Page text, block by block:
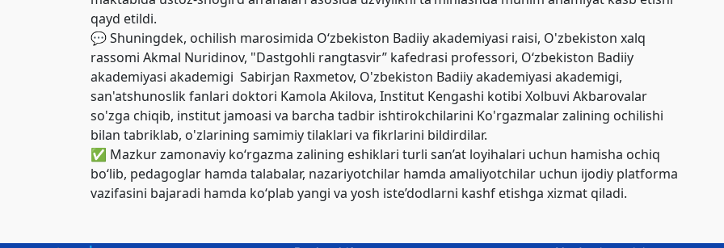
qayd etildi.
💬 Shuningdek, ochilish marosimida O‘zbekiston Badiiy akademiyasi raisi, O'zbekiston xalq
rassomi Akmal Nuridinov, "Dastgohli rangtasvir” kafedrasi professori, O‘zbekiston Badiiy
akademiyasi akademigi Sabirjan Raxmetov, O'zbekiston Badiiy akademiyasi akademigi,
san'atshunoslik fanlari doktori Kamola Akilova, Institut Kengashi kotibi Xolbuvi Akbarovalar
so'zga chiqib, institut jamoasi va barcha tadbir ishtirokchilarini Ko'rgazmalar zalining ochilishi
bilan tabriklab, o'zlarining samimiy tilaklari va fikrlarini bildirdilar.
✅ Mazkur zamonaviy ko‘rgazma zalining eshiklari turli san’at loyihalari uchun hamisha ochiq
bo‘lib, pedagoglar hamda talabalar, nazariyotchilar hamda amaliyotchilar uchun ijodiy platforma
vazifasini bajaradi hamda ko‘plab yangi va yosh iste’dodlarni kashf etishga xizmat qiladi.